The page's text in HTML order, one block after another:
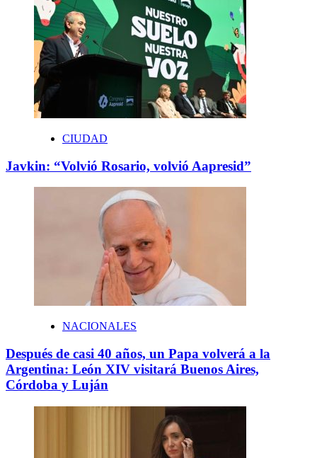
CIUDAD
Javkin: “Volvió Rosario, volvió Aapresid”
NACIONALES
Después de casi 40 años, un Papa volverá a la
Argentina: León XIV visitará Buenos Aires,
Córdoba y Luján